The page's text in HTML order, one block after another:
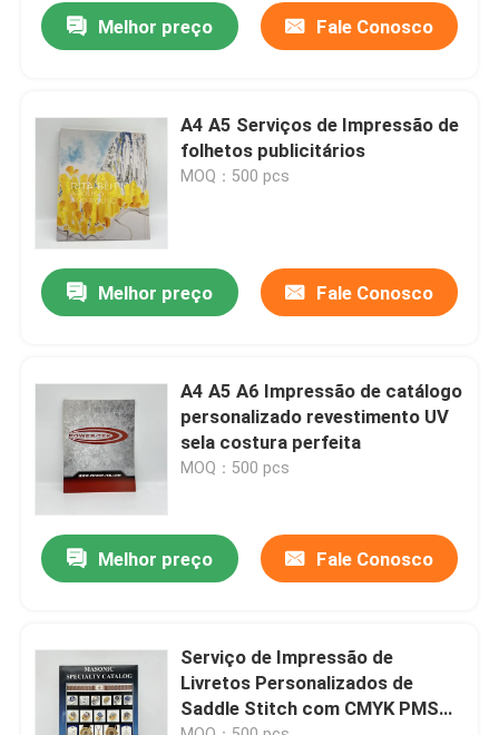
Produtos
Vídeos
Sobre nós
Contacte-nos
Notícia
Peça umas citações
Impressão de livros de mesa
Impressão de cartas de tarô
Melhor preço Fale Conosco
A4 A5 Serviços de Impressão de
folhetos publicitários
MOQ：500 pcs
Melhor preço Fale Conosco
A4 A5 A6 Impressão de catálogo
personalizado revestimento UV
sela costura perfeita
MOQ：500 pcs
Melhor preço Fale Conosco
Serviço de Impressão de
Livretos Personalizados de
Saddle Stitch com CMYK PMS